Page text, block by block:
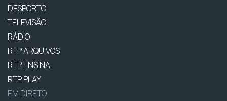
DESPORTO
TELEVISÃO
RÁDIO
RTP ARQUIVOS
RTP ENSINA
RTP PLAY
EM DIRETO